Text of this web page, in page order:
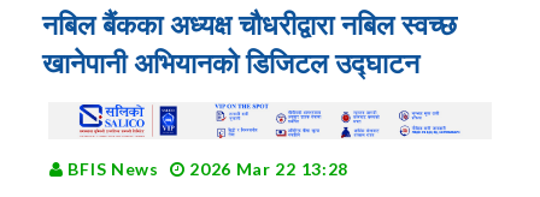
नबिल बैंकका अध्यक्ष चौधरीद्वारा नबिल स्वच्छ
खानेपानी अभियानको डिजिटल उद्घाटन
BFIS News 2026 Mar 22 13:28